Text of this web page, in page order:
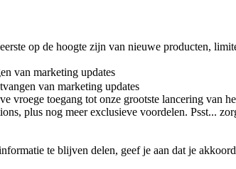
op de hoogte zijn van nieuwe producten,
van marketing updates
van marketing updates
vroege toegang tot onze grootste lancering van
plus nog meer exclusieve voordelen. Psst...
te blijven delen, geef je aan dat je